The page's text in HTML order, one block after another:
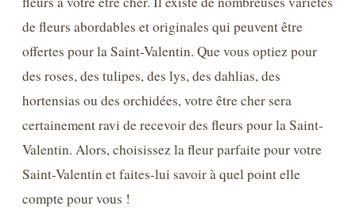
de fleurs abordables et originales qui peuvent être
offertes pour la Saint-Valentin. Que vous optiez pour
des roses, des tulipes, des lys, des dahlias, des
hortensias ou des orchidées, votre être cher sera
certainement ravi de recevoir des fleurs pour la Saint-
Valentin. Alors, choisissez la fleur parfaite pour votre
Saint-Valentin et faites-lui savoir à quel point elle
compte pour vous !